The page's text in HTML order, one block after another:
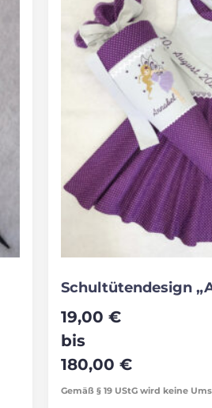
Schultütendesign
19,00€
bis
180,00€
Gemäß § 19 UStG wird keine